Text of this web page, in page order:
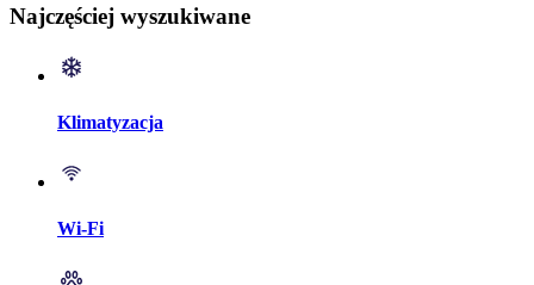
Najczęściej wyszukiwane
Klimatyzacja
Wi-Fi